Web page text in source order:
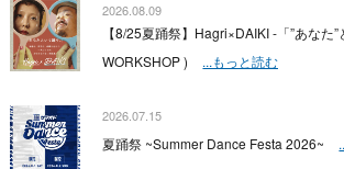
2026.08.09
【8/25夏踊祭】Hagri×DAIKI -「”あなた
WORKSHOP )
...もっと読む
2026.07.15
夏踊祭 ~Summer Dance Festa 2026~